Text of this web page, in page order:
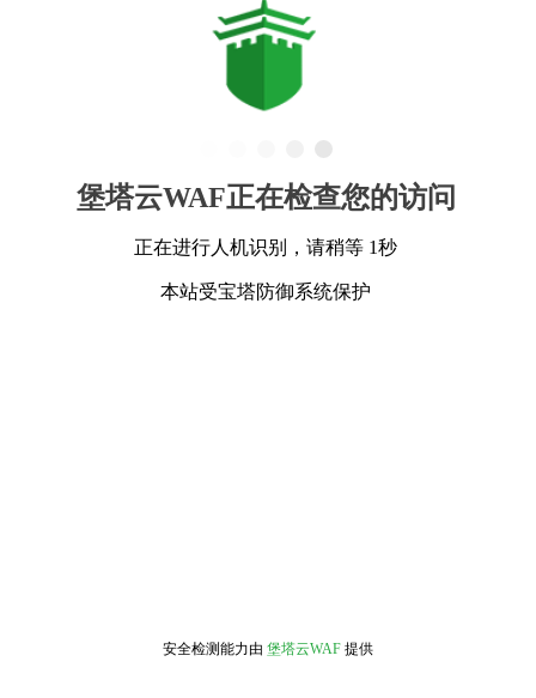
堡塔云WAF正在检查您的访问
正在进行人机识别，请稍等 1秒
本站受宝塔防御系统保护
安全检测能力由 堡塔云WAF 提供